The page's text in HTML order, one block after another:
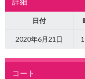
日付
2020年6月21日
コート